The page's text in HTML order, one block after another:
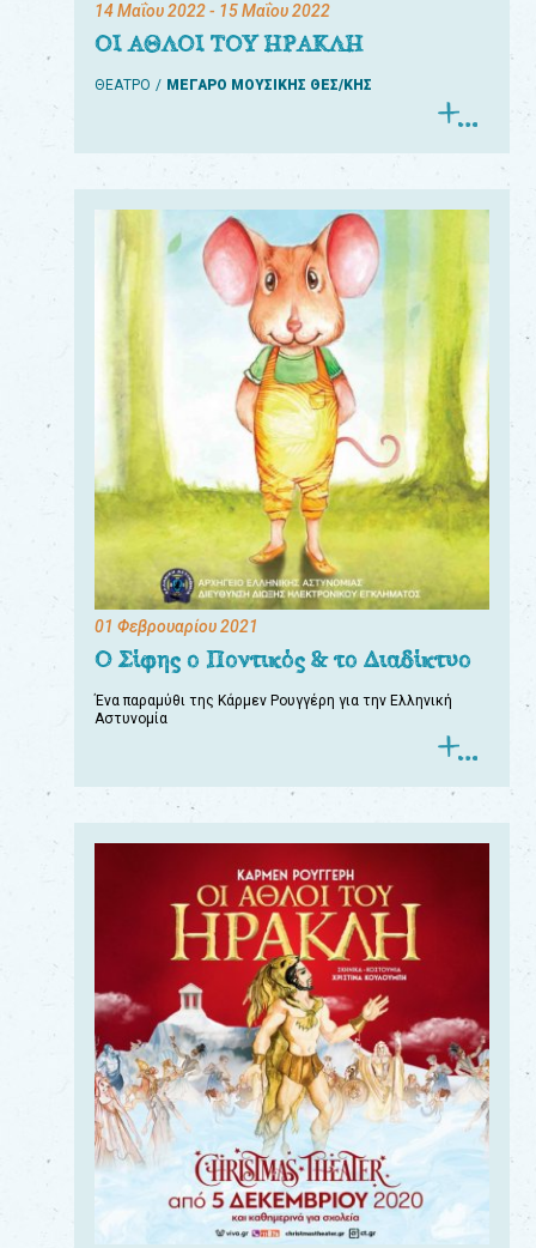
14 Μαΐου 2022- 15 Μαΐου 2022
ΟΙ ΑΘΛΟΙ ΤΟΥ ΗΡΑΚΛΗ
ΘΕΑΤΡΟ ΜΕΓΑΡΟ ΜΟΥΣΙΚΗΣ ΘΕΣ/ΚΗΣ
01 Φεβρουαρίου 2021
Ο Σίφης ο Ποντικός & το Διαδίκτυο
Ένα παραμύθι της Κάρμεν Ρουγγέρη για την Ελληνική
Αστυνομία